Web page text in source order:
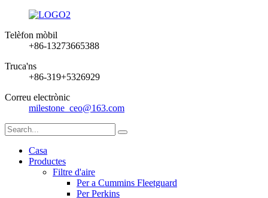
Telèfon mòbil
+86-13273665388
Truca'ns
+86-319+5326929
Correu electrònic
milestone_ceo@163.com
Casa
Productes
Filtre d'aire
Per a Cummins Fleetguard
Per Perkins